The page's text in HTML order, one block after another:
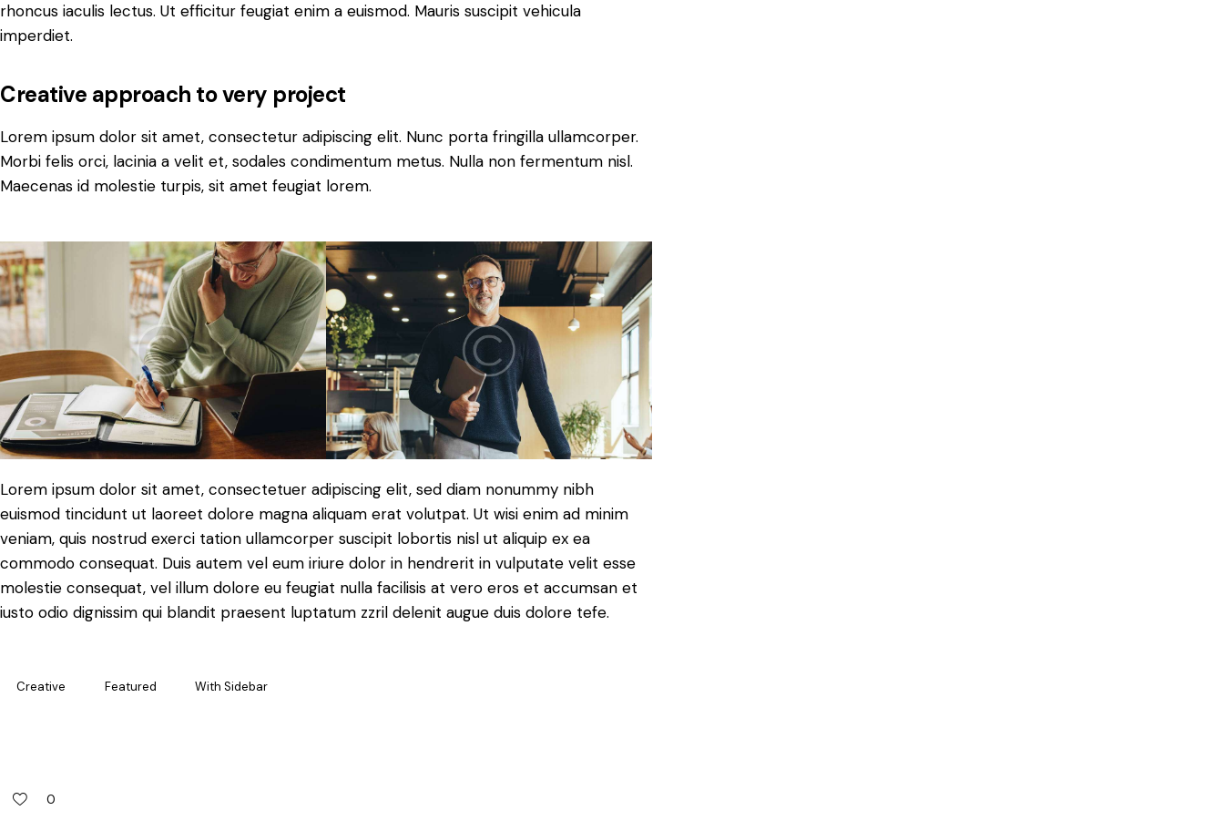
rhoncus iaculis lectus. Ut efficitur feugiat enim a euismod. Mauris suscipit vehicula
imperdiet.
Creative approach to very project
Lorem ipsum dolor sit amet, consectetur adipiscing elit. Nunc porta fringilla ullamcorper.
Morbi felis orci, lacinia a velit et, sodales condimentum metus. Nulla non fermentum nisl.
Maecenas id molestie turpis, sit amet feugiat lorem.
Lorem ipsum dolor sit amet, consectetuer adipiscing elit, sed diam nonummy nibh
euismod tincidunt ut laoreet dolore magna aliquam erat volutpat. Ut wisi enim ad minim
veniam, quis nostrud exerci tation ullamcorper suscipit lobortis nisl ut aliquip ex ea
commodo consequat. Duis autem vel eum iriure dolor in hendrerit in vulputate velit esse
molestie consequat, vel illum dolore eu feugiat nulla facilisis at vero eros et accumsan et
iusto odio dignissim qui blandit praesent luptatum zzril delenit augue duis dolore tefe.
Creative Featured With Sidebar
0